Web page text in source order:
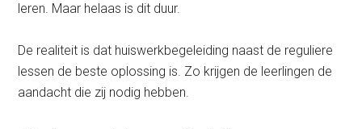
leren. Maar helaas is dit duur.
De realiteit is dat huiswerkbegeleiding naast de reguliere
lessen de beste oplossing is. Zo krijgen de leerlingen de
aandacht die zij nodig hebben.